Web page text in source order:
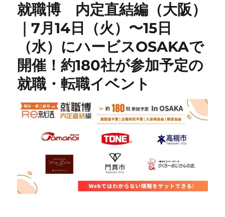
就職博 内定直結編（大阪）
｜7月14日（火）〜15日
（水）にハービスOSAKAで
開催！約180社が参加予定の
就職・転職イベント